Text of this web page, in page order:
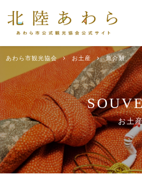
あわら市観光協会 お土産 魚介類
お土